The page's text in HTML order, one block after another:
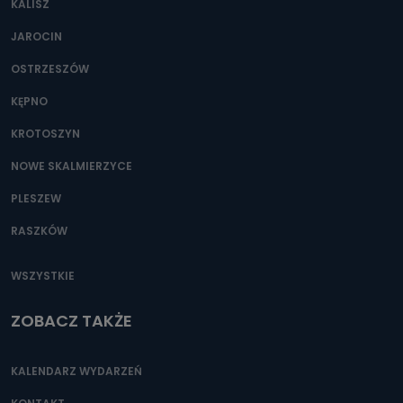
Można to zrobić pod numerem telefonu 62 735-51-05 lub
KALISZ
JAROCIN
OSTRZESZÓW
KĘPNO
KROTOSZYN
NOWE SKALMIERZYCE
PLESZEW
RASZKÓW
WSZYSTKIE
ZOBACZ TAKŻE
KALENDARZ WYDARZEŃ